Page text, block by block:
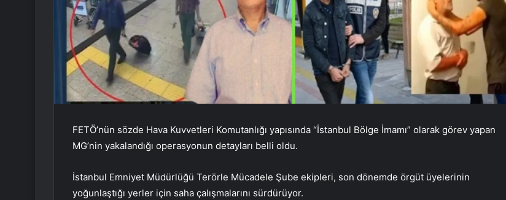
FETÖ’nün sözde Hava Kuvvetleri Komutanlığı yapısında “İstanbul Bölge İmamı” olarak görev yapan
MG’nin yakalandığı operasyonun detayları belli oldu.
İstanbul Emniyet Müdürlüğü Terörle Mücadele Şube ekipleri, son dönemde örgüt üyelerinin
yoğunlaştığı yerler için saha çalışmalarını sürdürüyor.